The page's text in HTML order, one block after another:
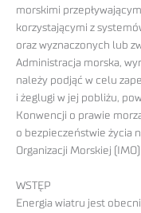
morskimi
korzystającymi z
oraz wyznaczonych lub
Administracja morska,
należy podjąć w celu
i żeglugi w jej pobliżu,
Konwencji o prawie
o bezpieczeństwie życia
Organizacji Morskiej
WSTĘP
Energia wiatru jest